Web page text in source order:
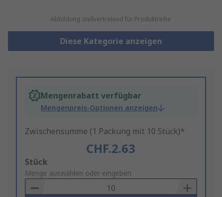
Abbildung stellvertretend für Produktreihe
Diese Kategorie anzeigen
Mengenrabatt verfügbar
Mengenpreis-Optionen anzeigen
Zwischensumme (1 Packung mit 10 Stück)*
CHF.2.63
Add
to
Basket
Stück
Menge auswählen oder eingeben